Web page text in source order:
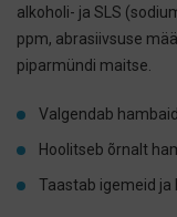
alkoholi- ja SLS
ppm, abrasiivsuse
piparmündi maitse.
Valgendab hambaid
Hoolitseb õrnalt
Taastab igemeid